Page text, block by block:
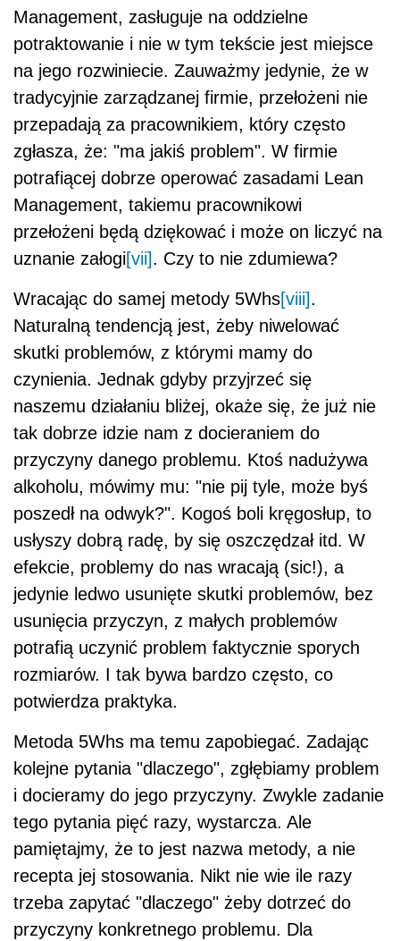
Management, zasługuje na oddzielne
potraktowanie i nie w tym tekście jest miejsce
na jego rozwiniecie. Zauważmy jedynie, że w
tradycyjnie zarządzanej firmie, przełożeni nie
przepadają za pracownikiem, który często
zgłasza, że: "ma jakiś problem". W firmie
potrafiącej dobrze operować zasadami Lean
Management, takiemu pracownikowi
przełożeni będą dziękować i może on liczyć na
uznanie załogi[vii]. Czy to nie zdumiewa?
Wracając do samej metody 5Whs[viii].
Naturalną tendencją jest, żeby niwelować
skutki problemów, z którymi mamy do
czynienia. Jednak gdyby przyjrzeć się
naszemu działaniu bliżej, okaże się, że już nie
tak dobrze idzie nam z docieraniem do
przyczyny danego problemu. Ktoś nadużywa
alkoholu, mówimy mu: "nie pij tyle, może byś
poszedł na odwyk?". Kogoś boli kręgosłup, to
usłyszy dobrą radę, by się oszczędzał itd. W
efekcie, problemy do nas wracają (sic!), a
jedynie ledwo usunięte skutki problemów, bez
usunięcia przyczyn, z małych problemów
potrafią uczynić problem faktycznie sporych
rozmiarów. I tak bywa bardzo często, co
potwierdza praktyka.
Metoda 5Whs ma temu zapobiegać. Zadając
kolejne pytania "dlaczego", zgłębiamy problem
i docieramy do jego przyczyny. Zwykle zadanie
tego pytania pięć razy, wystarcza. Ale
pamiętajmy, że to jest nazwa metody, a nie
recepta jej stosowania. Nikt nie wie ile razy
trzeba zapytać "dlaczego" żeby dotrzeć do
przyczyny konkretnego problemu. Dla